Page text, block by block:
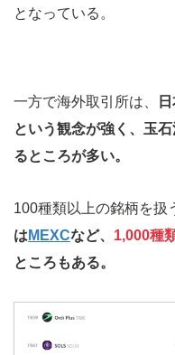
となっている。
一方で海外取引所は、
という観念が強く、玉
るところが多い。
100種類以上の銘柄を扱
は MEXCなど、 1,000種
ところもある。